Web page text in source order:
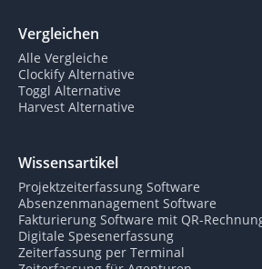
Vergleichen
Alle Vergleiche
Clockify Alternative
Toggl Alternative
Harvest Alternative
Wissensartikel
Projektzeiterfassung Software
Absenzenmanagement Software
Fakturierung Software mit QR-
Digitale Spesenerfassung
Zeiterfassung per Terminal